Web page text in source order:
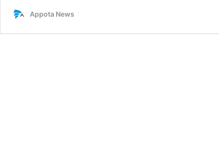
Appota News